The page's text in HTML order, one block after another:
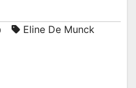
Eline De Munck